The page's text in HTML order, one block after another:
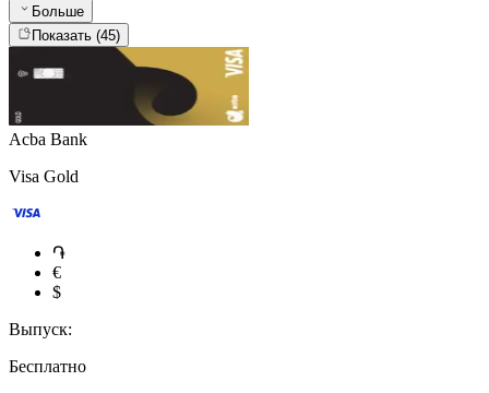
Больше
Показать (45)
Acba Bank
Visa Gold
֏
€
$
Выпуск:
Бесплатно